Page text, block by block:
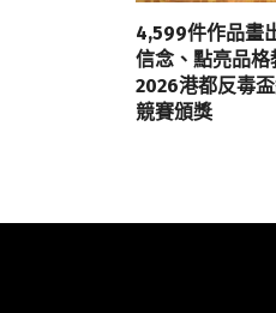
4,599件作品畫
信念、點亮品格
2026港都反毒
競賽頒獎